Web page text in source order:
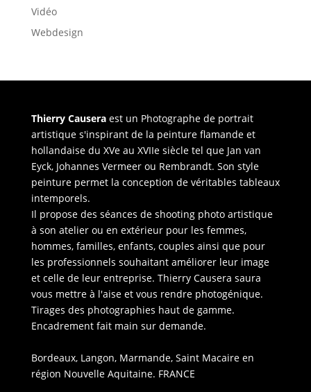
Vidéo
Webdesign
Thierry Causeraest un Photographe de portrait
artistique s'inspirant de la peinture flamande et
hollandaise du XVe au XVIIe siècle tel que Jan van
Eyck, Johannes Vermeer ou Rembrandt. Son style
peinture permet la conception de véritables tableaux
intemporels.
Il propose des séances de shooting photo artistique
à son atelier ou en extérieur pour les femmes,
hommes, familles, enfants, couples ainsi que pour
les professionnels souhaitant améliorer leur image
et celle de leur entreprise. Thierry Causera saura
vous mettre à l'aise et vous rendre photogénique.
Tirages des photographies haut de gamme.
Encadrement fait main sur demande.
Bordeaux, Langon, Marmande, Saint Macaire en
région Nouvelle Aquitaine. FRANCE